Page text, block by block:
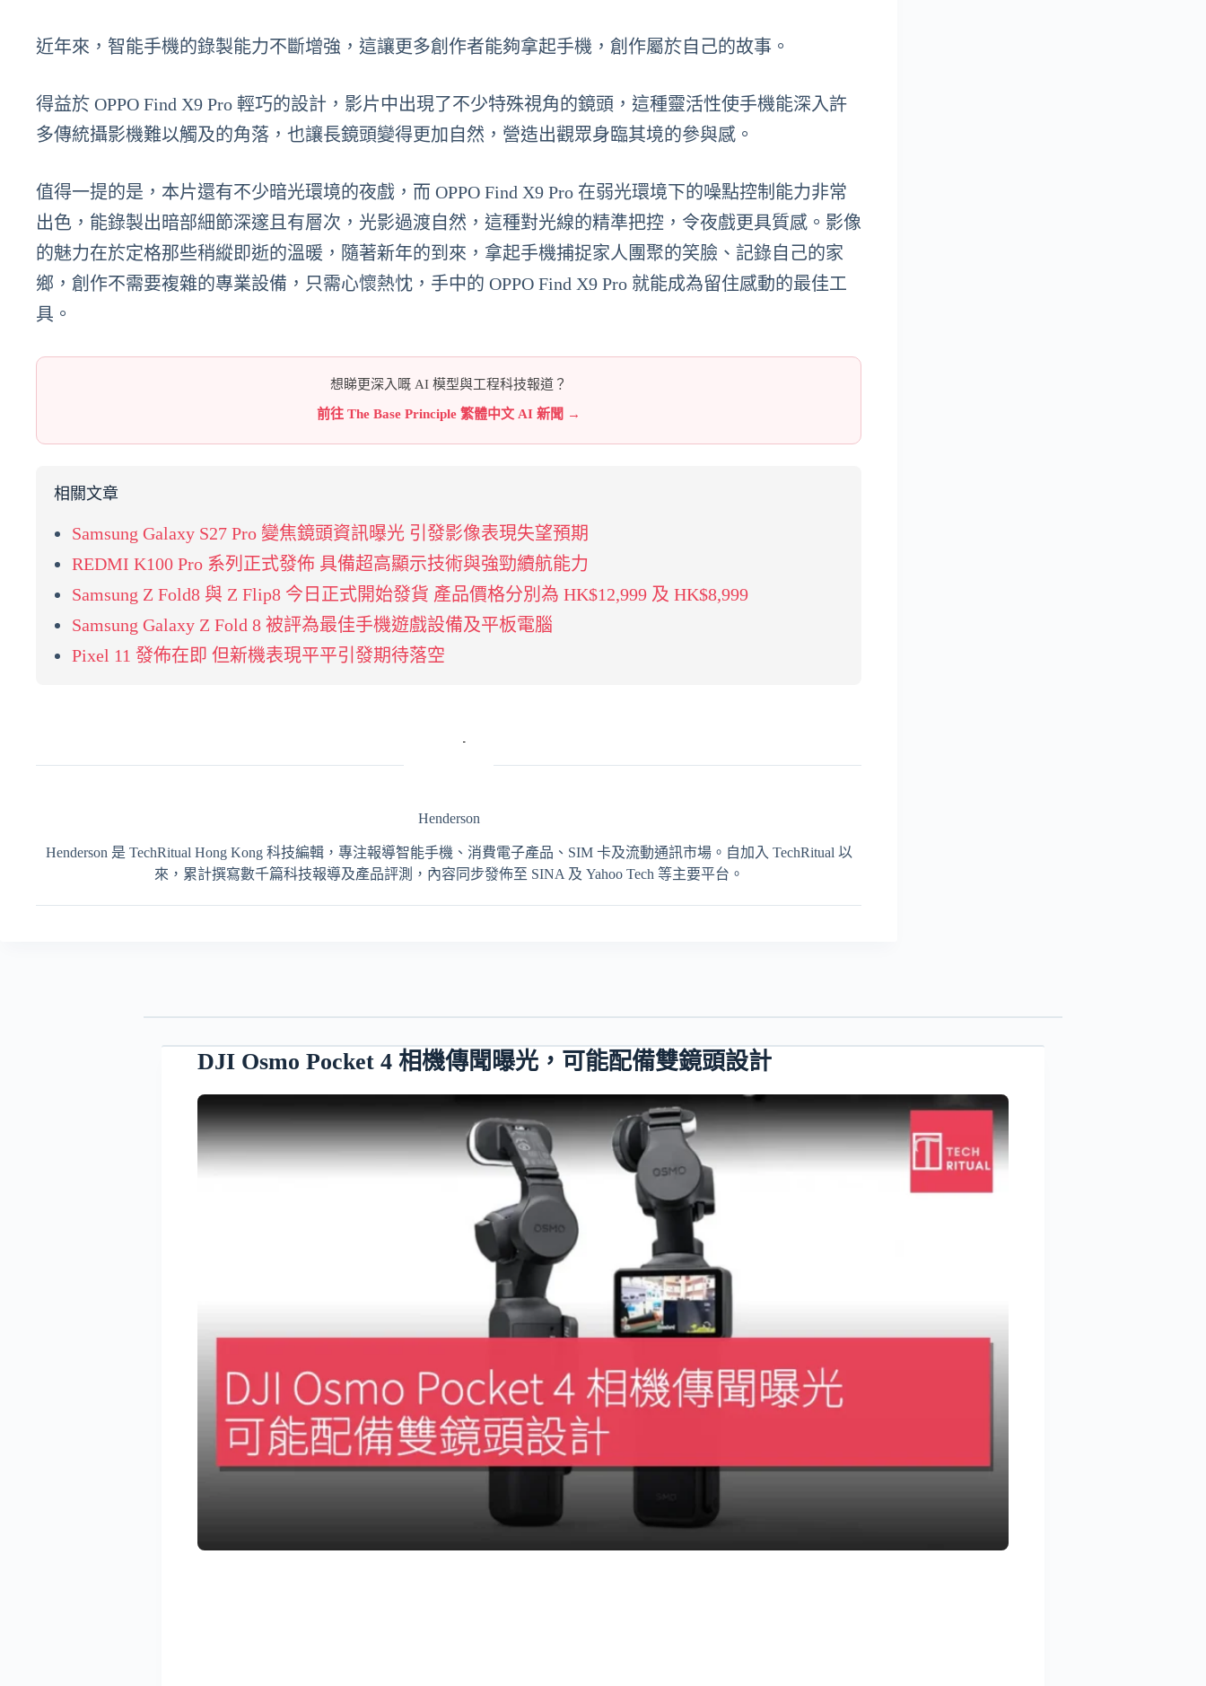
近年來，智能手機的錄製能力不斷增強，這讓更多創作者能夠拿起手機，創作屬於自己的故事。
得益於 OPPO Find X9 Pro 輕巧的設計，影片中出現了不少特殊視角的鏡頭，這種靈活性使手機能深入許
多傳統攝影機難以觸及的角落，也讓長鏡頭變得更加自然，營造出觀眾身臨其境的參與感。
值得一提的是，本片還有不少暗光環境的夜戲，而 OPPO Find X9 Pro 在弱光環境下的噪點控制能力非常
出色，能錄製出暗部細節深邃且有層次，光影過渡自然，這種對光線的精準把控，令夜戲更具質感。影像
的魅力在於定格那些稍縱即逝的溫暖，隨著新年的到來，拿起手機捕捉家人團聚的笑臉、記錄自己的家
鄉，創作不需要複雜的專業設備，只需心懷熱忱，手中的 OPPO Find X9 Pro 就能成為留住感動的最佳工
具。
想睇更深入嘅 AI 模型與工程科技報道？
前往 The Base Principle 繁體中文 AI 新聞 →
相關文章
Samsung Galaxy S27 Pro 變焦鏡頭資訊曝光 引發影像表現失望預期
REDMI K100 Pro 系列正式發佈 具備超高顯示技術與強勁續航能力
Samsung Z Fold8 與 Z Flip8 今日正式開始發貨 產品價格分別為 HK$12,999 及 HK$8,999
Samsung Galaxy Z Fold 8 被評為最佳手機遊戲設備及平板電腦
Pixel 11 發佈在即 但新機表現平平引發期待落空
Henderson
Henderson 是 TechRitual Hong Kong 科技編輯，專注報導智能手機、消費電子產品、SIM 卡及流動通訊市場。自加入 TechRitual 以
來，累計撰寫數千篇科技報導及產品評測，內容同步發佈至 SINA 及 Yahoo Tech 等主要平台。
DJI Osmo Pocket 4 相機傳聞曝光，可能配備雙鏡頭設計